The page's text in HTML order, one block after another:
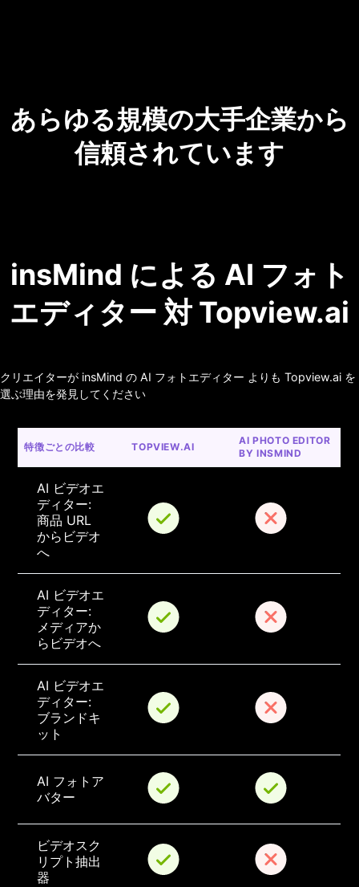
あらゆる規模の大手企業から
信頼されています
insMind による AI フォト
エディター 対 Topview.ai
クリエイターが insMind の AI フォトエディター よりも Topview.ai を
選ぶ理由を発見してください
特徴ごとの比較 TOPVIEW.AI
AI PHOTO EDITOR
BY INSMIND
AI ビデオエ
ディター:
商品 URL
からビデオ
へ
AI ビデオエ
ディター:
メディアか
らビデオへ
AI ビデオエ
ディター:
ブランドキ
ット
AI フォトア
バター
ビデオスク
リプト抽出
器